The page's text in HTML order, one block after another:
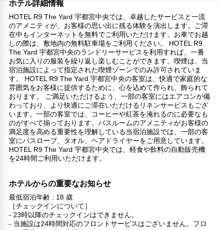
ホテル詳細情報
HOTEL R9 The Yard 宇都宮中央では、卓越したサービスと一流
のアメニティが、お客様の思い出に残る体験を演出します。ご滞
在中もインターネットを無料でご利用いただけます。お車でお越
しの際は、敷地内の無料駐車場をご利用ください。 HOTEL R9
The Yard 宇都宮中央のランドリーサービスを利用すれば、一番
お気に入りの服装を繰り返し楽しむことができます。喫煙は、当
宿泊施設によって指定された喫煙ゾーンでのみ許可されていま
す。 HOTEL R9 The Yard 宇都宮中央の客室は、快適で家庭的な
雰囲気をお客様に提供するために、心を込めて作られ、飾られて
おります。 ご満足いただけるよう、一部の客室にはエアコンが備
わっており、より快適にご滞在いただけるリネンサービスもござ
います。一部の客室では、コーヒーや紅茶を淹れるのに必要なも
のがすべて揃っております。バスルームのアメニティがお客様の
満足度を高める重要性を理解している当宿泊施設では、一部の客
室にバスローブ、タオル、ヘアドライヤーをご用意しています。
HOTEL R9 The Yard 宇都宮中央では、軽食や飲料の自動販売機
を24時間ご利用いただけます。
ホテルからの重要なお知らせ
最低宿泊年齢 : 18 歳
［チェックインについて］
- 23時以降のチェックインはできません。
- 当施設は24時間対応のフロントサービスはございません。フロ